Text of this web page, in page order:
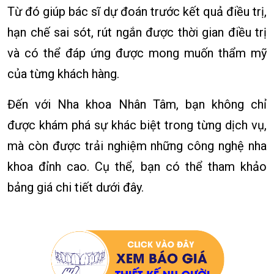
Từ đó giúp bác sĩ dự đoán trước kết quả điều trị,
hạn chế sai sót, rút ngắn được thời gian điều trị
và có thể đáp ứng được mong muốn thẩm mỹ
của từng khách hàng.
Đến với Nha khoa Nhân Tâm, bạn không chỉ
được khám phá sự khác biệt trong từng dịch vụ,
mà còn được trải nghiệm những công nghệ nha
khoa đỉnh cao. Cụ thể, bạn có thể tham khảo
bảng giá chi tiết dưới đây.